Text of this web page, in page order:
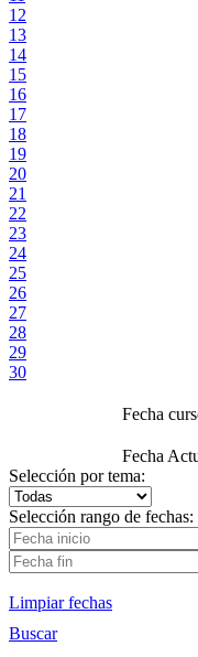
12
13
14
15
16
17
18
19
20
21
22
23
24
25
26
27
28
29
30
Fecha
Fecha
Selección por tema:
Selección rango de fechas:
Limpiar fechas
Buscar